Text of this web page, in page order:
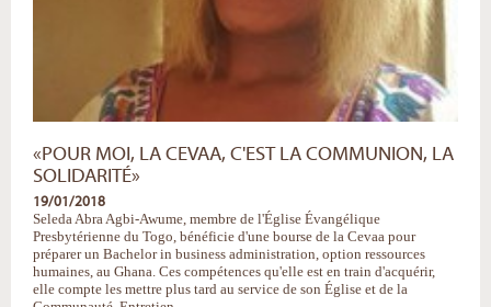
«POUR MOI, LA CEVAA, C'EST LA COMMUNION, LA
SOLIDARITÉ»
19/01/2018
Seleda Abra Agbi-Awume, membre de l'Église Évangélique
Presbytérienne du Togo, bénéficie d'une bourse de la Cevaa pour
préparer un Bachelor in business administration, option ressources
humaines, au Ghana. Ces compétences qu'elle est en train d'acquérir,
elle compte les mettre plus tard au service de son Église et de la